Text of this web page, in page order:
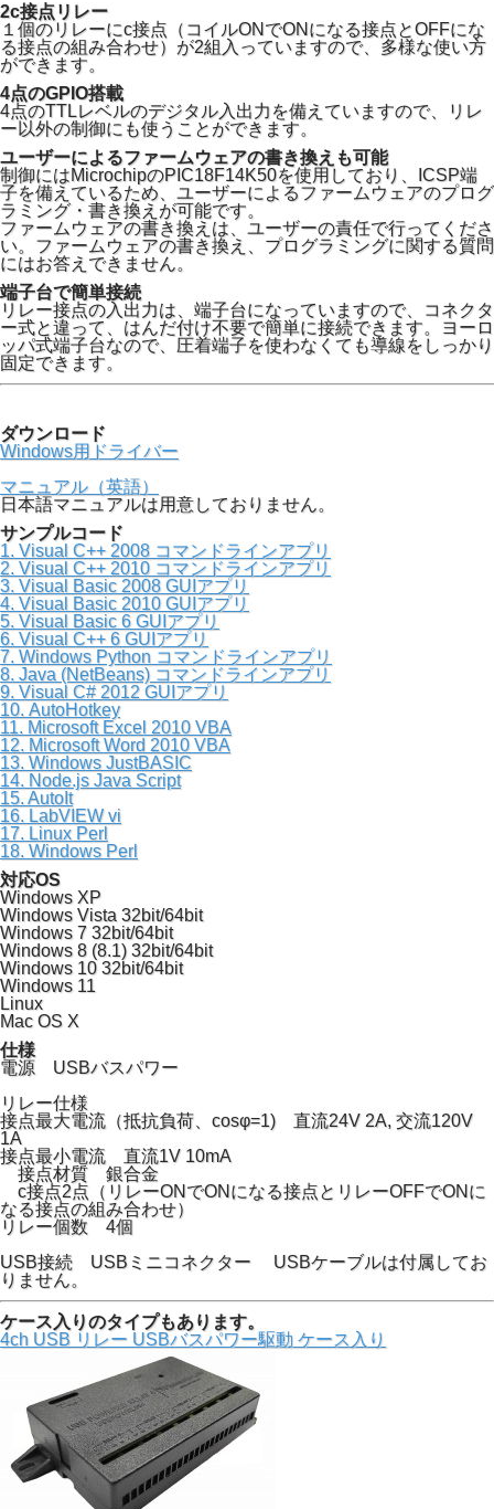
2c接点リレー
１個のリレーにc接点（コイルONでONになる接点とOFFにな
る接点の組み合わせ）が2組入っていますので、多様な使い方
ができます。
4点のGPIO搭載
4点のTTLレベルのデジタル入出力を備えていますので、リレ
ー以外の制御にも使うことができます。
ユーザーによるファームウェアの書き換えも可能
制御にはMicrochipのPIC18F14K50を使用しており、ICSP端
子を備えているため、ユーザーによるファームウェアのプログ
ラミング・書き換えが可能です。
ファームウェアの書き換えは、ユーザーの責任で行ってくださ
い。ファームウェアの書き換え、プログラミングに関する質問
にはお答えできません。
端子台で簡単接続
リレー接点の入出力は、端子台になっていますので、コネクタ
ー式と違って、はんだ付け不要で簡単に接続できます。ヨーロ
ッパ式端子台なので、圧着端子を使わなくても導線をしっかり
固定できます。
ダウンロード
Windows用ドライバー
マニュアル（英語）
日本語マニュアルは用意しておりません。
サンプルコード
1. Visual C++ 2008 コマンドラインアプリ
2. Visual C++ 2010 コマンドラインアプリ
3. Visual Basic 2008 GUIアプリ
4. Visual Basic 2010 GUIアプリ
5. Visual Basic 6 GUIアプリ
6. Visual C++ 6 GUIアプリ
7. Windows Python コマンドラインアプリ
8. Java (NetBeans) コマンドラインアプリ
9. Visual C# 2012 GUIアプリ
10. AutoHotkey
11. Microsoft Excel 2010 VBA
12. Microsoft Word 2010 VBA
13. Windows JustBASIC
14. Node.js Java Script
15. AutoIt
16. LabVIEW vi
17. Linux Perl
18. Windows Perl
対応OS
Windows XP
Windows Vista 32bit/64bit
Windows 7 32bit/64bit
Windows 8 (8.1) 32bit/64bit
Windows 10 32bit/64bit
Windows 11
Linux
Mac OS X
仕様
電源 USBバスパワー
リレー仕様
接点最大電流（抵抗負荷、cosφ=1) 直流24V 2A, 交流120V
1A
接点最小電流 直流1V 10mA
接点材質 銀合金
c接点2点（リレーONでONになる接点とリレーOFFでONに
なる接点の組み合わせ）
リレー個数 4個
USB接続 USBミニコネクター USBケーブルは付属してお
りません。
ケース入りのタイプもあります。
4ch USB リレー USBバスパワー駆動 ケース入り